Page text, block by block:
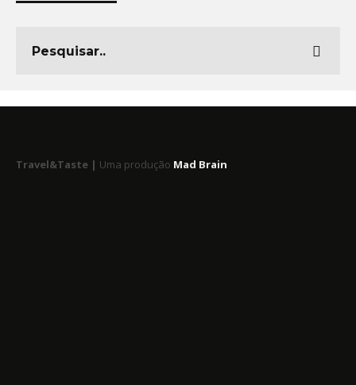
Travel&Taste | Uma produção Mad Brain